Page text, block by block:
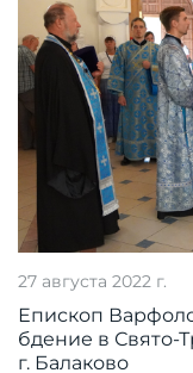
27 августа 2022 г.
Епископ
бдение в Свято-
г. Балаково